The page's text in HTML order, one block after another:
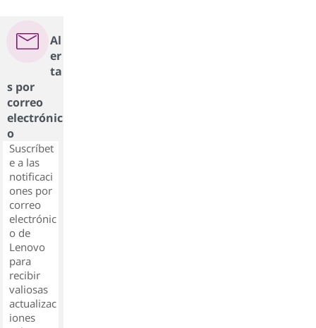
Al
er
ta
s por
correo
electrónic
o
Suscríbet
e a las
notificaci
ones por
correo
electrónic
o de
Lenovo
para
recibir
valiosas
actualizac
iones